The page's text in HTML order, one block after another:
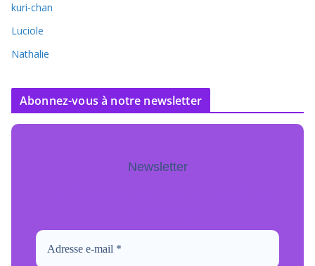
kuri-chan
Luciole
Nathalie
Abonnez-vous à notre newsletter
Newsletter